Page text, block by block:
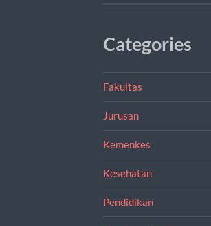
Categories
Fakultas
Jurusan
Kemenkes
Kesehatan
Pendidikan